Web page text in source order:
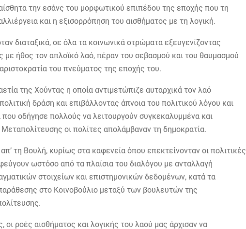
την εσάνς του μορφωτικού επιπέδου της εποχής που τη
και η εξισορρόπηση του αισθήματος με τη λογική.
διαταξικά, σε όλα τα κοινωνικά στρώματα εξευγενίζοντας
με ήθος τον απλοϊκό λαό, πέραν του σεβασμού και του θαυμασμού
του πνεύματος της εποχής του.
της Χούντας η οποία αντιμετώπιζε αυταρχικά τον λαό
δράση και επιβάλλοντας άπνοια του πολιτικού λόγου και
οδήγησε πολλούς να λειτουργούν συγκεκαλυμμένα και
οι πολίτες απολάμβαναν τη δημοκρατία.
τη Βουλή, κυρίως στα καφενεία όπου επεκτείνονταν οι πολιτικές
ωστόσο από τα πλαίσια του διαλόγου με ανταλλαγή
στοιχείων και επιστημονικών δεδομένων, κατά τα
στο Κοινοβούλιο μεταξύ των βουλευτών της
ροές αισθήματος και λογικής του λαού μας άρχισαν να